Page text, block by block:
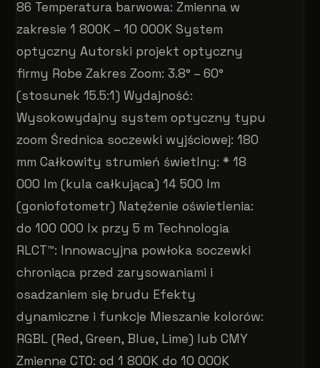
86 Temperatura barwowa: Zmienna w
zakresie 1 800K – 10 000K System
optyczny Autorski projekt optyczny
firmy Robe Zakres Zoom: 3.8° – 60°
(stosunek 15.5:1) Wydajność:
Wysokowydajny system optyczny typu
zoom Średnica soczewki wyjściowej: 180
mm Całkowity strumień świetlny: * 18
000 lm (kula całkująca) 14 500 lm
(goniofotometr) Natężenie oświetlenia:
do 100 000 lx przy 5 m Technologia
RLCT™: Innowacyjna powłoka soczewki
chroniąca przed zarysowaniami i
osadzaniem się brudu Efekty
dynamiczne i funkcje Mieszanie kolorów:
RGBL (Red, Green, Blue, Lime) lub CMY
Zmienne CTO: od 1 800K do 10 000K